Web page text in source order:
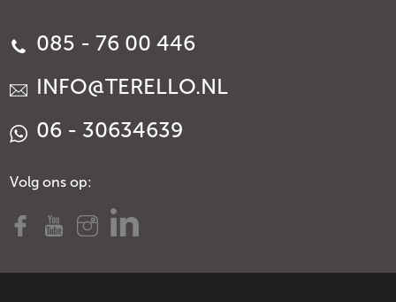
085 - 76 00 446
INFO@TERELLO.NL
06 - 30634639
Volg ons op: